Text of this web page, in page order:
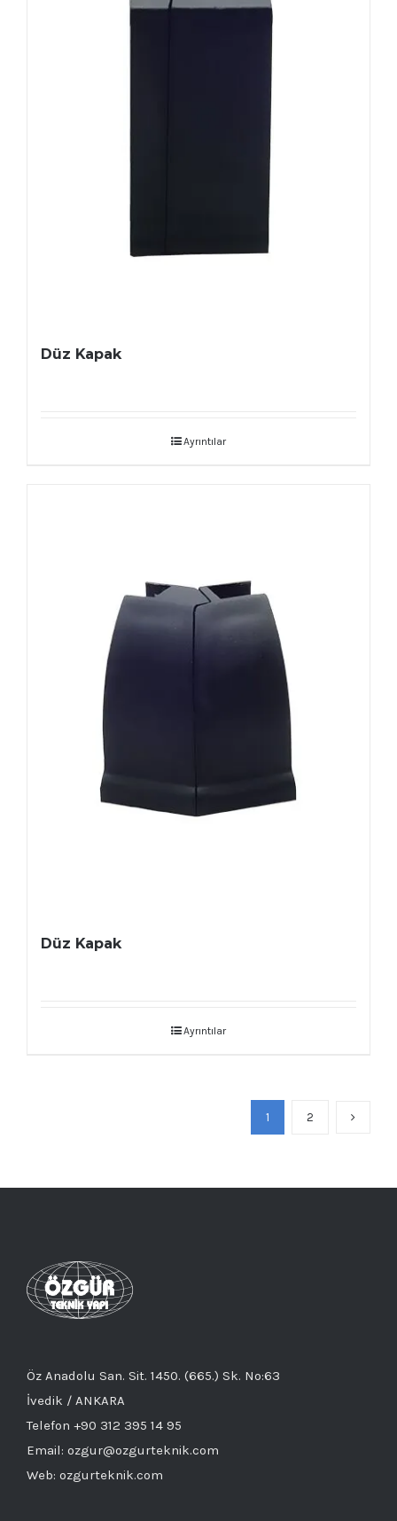
Düz Kapak
Ayrıntılar
Düz Kapak
Ayrıntılar
1 2
Öz Anadolu San. Sit. 1450. (665.) Sk. No:63
İvedik / ANKARA
Telefon +90 312 395 14 95
Email: ozgur@ozgurteknik.com
Web: ozgurteknik.com